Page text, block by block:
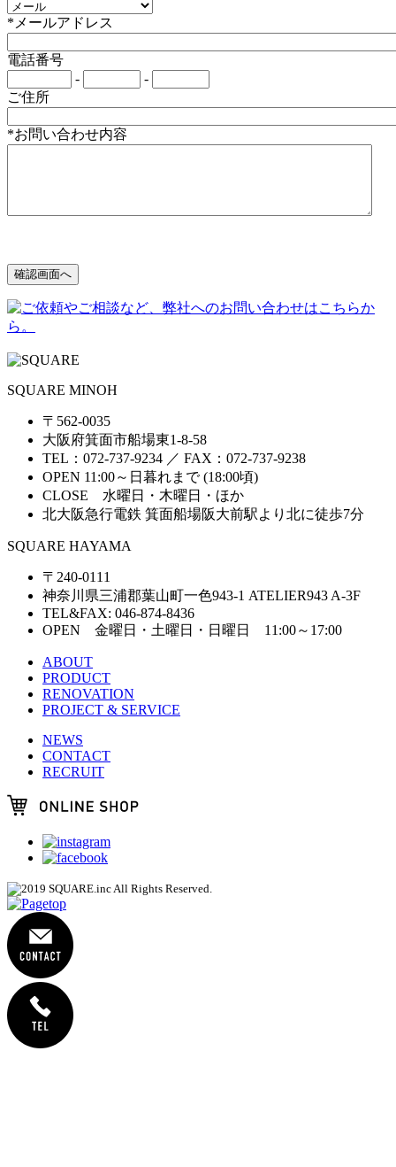
*メールアドレス
電話番号
-
-
ご住所
*お問い合わせ内容
SQUARE MINOH
〒562-0035
大阪府箕面市船場東1-8-58
TEL：072-737-9234 ／ FAX：072-737-9238
OPEN 11:00～日暮れまで (18:00頃)
CLOSE 水曜日・木曜日・ほか
北大阪急行電鉄 箕面船場阪大前駅より北に徒歩7分
SQUARE HAYAMA
〒240-0111
神奈川県三浦郡葉山町一色943-1 ATELIER943 A-3F
TEL&FAX: 046-874-8436
OPEN 金曜日・土曜日・日曜日 11:00～17:00
ABOUT
PRODUCT
RENOVATION
PROJECT & SERVICE
NEWS
CONTACT
RECRUIT